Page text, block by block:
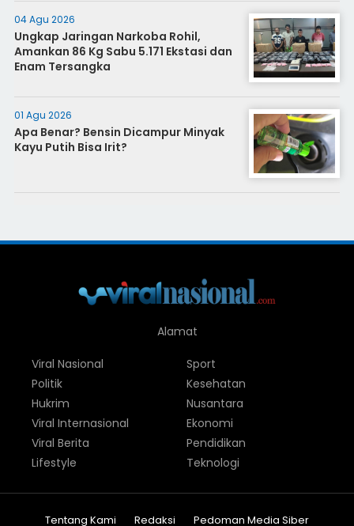
04 Agu 2026
Ungkap Jaringan Narkoba Rohil,
Amankan 86 Kg Sabu 5.171 Ekstasi dan
Enam Tersangka
01 Agu 2026
Apa Benar? Bensin Dicampur Minyak
Kayu Putih Bisa Irit?
Alamat
Viral Nasional
Politik
Hukrim
Viral Internasional
Viral Berita
Lifestyle
Sport
Kesehatan
Nusantara
Ekonomi
Pendidikan
Teknologi
Tentang Kami Redaksi Pedoman Media Siber